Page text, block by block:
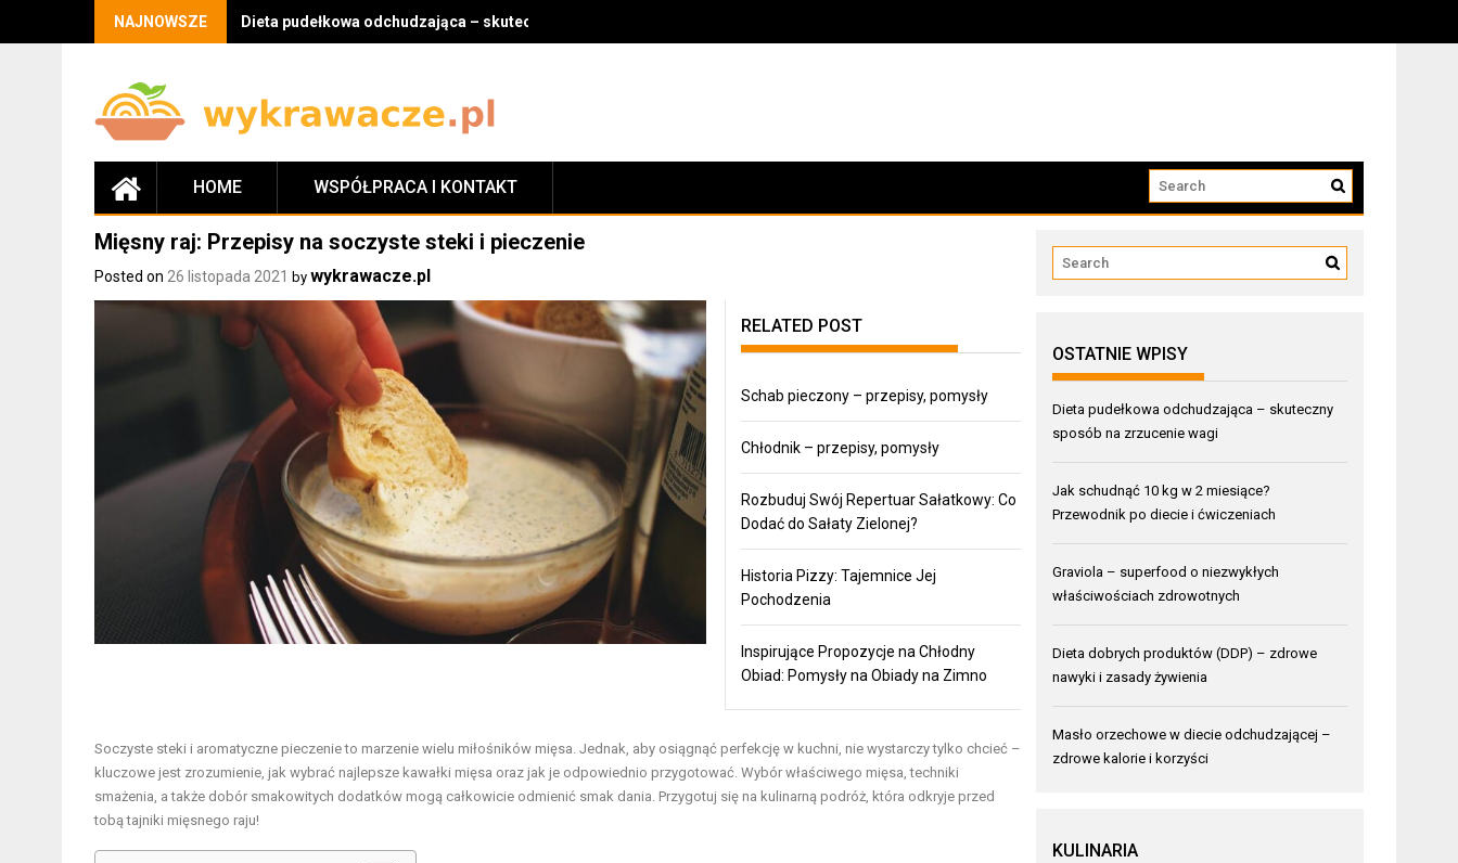
NAJNOWSZE Dieta pudełkowa odchudzająca – skuteczny sposób na zrzucenie wagi
HOME WSPÓŁPRACA I KONTAKT
Mięsny raj: Przepisy na soczyste steki i pieczenie
Posted on 26 listopada 2021 by wykrawacze.pl
RELATED POST
Schab pieczony – przepisy, pomysły
Chłodnik – przepisy, pomysły
Rozbuduj Swój Repertuar Sałatkowy: Co
Dodać do Sałaty Zielonej?
Historia Pizzy: Tajemnice Jej
Pochodzenia
Inspirujące Propozycje na Chłodny
Obiad: Pomysły na Obiady na Zimno
Soczyste steki i aromatyczne pieczenie to marzenie wielu miłośników mięsa. Jednak, aby osiągnąć perfekcję w kuchni, nie wystarczy tylko chcieć –
kluczowe jest zrozumienie, jak wybrać najlepsze kawałki mięsa oraz jak je odpowiednio przygotować. Wybór właściwego mięsa, techniki
smażenia, a także dobór smakowitych dodatków mogą całkowicie odmienić smak dania. Przygotuj się na kulinarną podróż, która odkryje przed
tobą tajniki mięsnego raju!
OSTATNIE WPISY
Dieta pudełkowa odchudzająca – skuteczny
sposób na zrzucenie wagi
Jak schudnąć 10 kg w 2 miesiące?
Przewodnik po diecie i ćwiczeniach
Graviola – superfood o niezwykłych
właściwościach zdrowotnych
Dieta dobrych produktów (DDP) – zdrowe
nawyki i zasady żywienia
Masło orzechowe w diecie odchudzającej –
zdrowe kalorie i korzyści
KULINARIA